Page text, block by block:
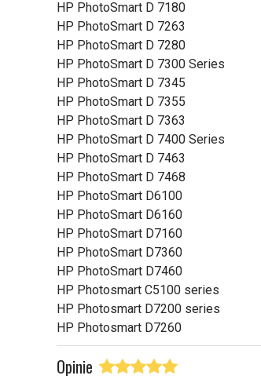
HP PhotoSmart D 7180
HP PhotoSmart D 7263
HP PhotoSmart D 7280
HP PhotoSmart D 7300 Series
HP PhotoSmart D 7345
HP PhotoSmart D 7355
HP PhotoSmart D 7363
HP PhotoSmart D 7400 Series
HP PhotoSmart D 7463
HP PhotoSmart D 7468
HP PhotoSmart D6100
HP PhotoSmart D6160
HP PhotoSmart D7160
HP PhotoSmart D7360
HP PhotoSmart D7460
HP Photosmart C5100 series
HP Photosmart D7200 series
HP Photosmart D7260
Opinie